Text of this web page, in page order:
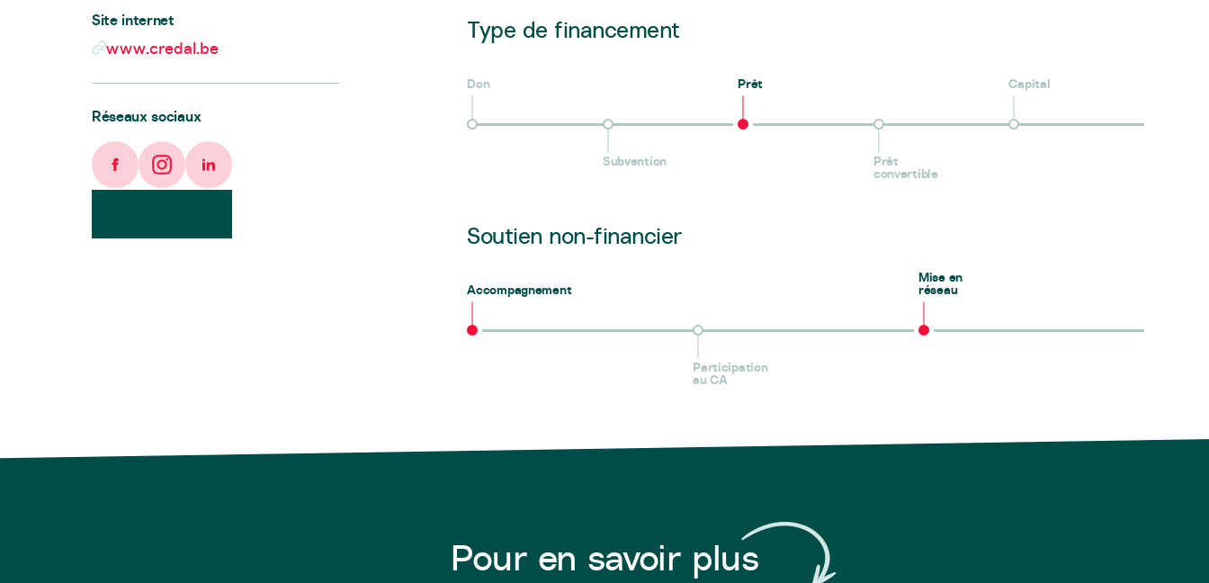
Type de financement
Don
Subvention
Prêt
Prêt
convertible
Capital
Soutien non-financier
Accompagnement
Participation
au CA
Mise en
réseau
Site internet
www.credal.be
Réseaux sociaux
FacebookInstagramLinkedIn
Pour en savoir plus